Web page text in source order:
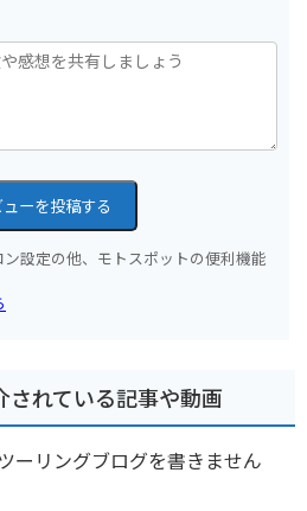
ューを投稿する
設定の他、モトスポットの便利機能
されている記事や動画
ーリングブログを書きません